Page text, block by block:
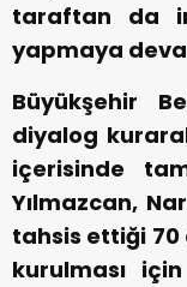
taraftan da
yapmaya
Büyükşehir
diyalog
içerisinde
Yılmazcan,
tahsis ettiği 70
kurulması